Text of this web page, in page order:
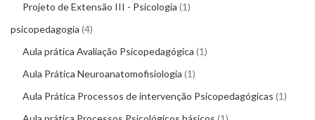
Projeto de Extensão III - Psicologia 1
psicopedagogia 4
Aula prática Avaliação Psicopedagógica 1
Aula Prática Neuroanatomofisiologia 1
Aula Prática Processos de intervenção Psicopedagógicas 1